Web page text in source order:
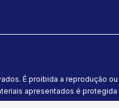
É proibida a reprodução
apresentados é